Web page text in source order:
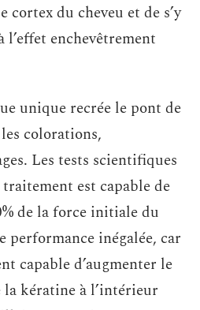
cortex du cheveu et de s’y
l’effet enchevêtrement
unique recrée le pont de
colorations,
Les tests scientifiques
est capable de
de la force initiale du
performance inégalée, car
capable d’augmenter le
kératine à l’intérieur